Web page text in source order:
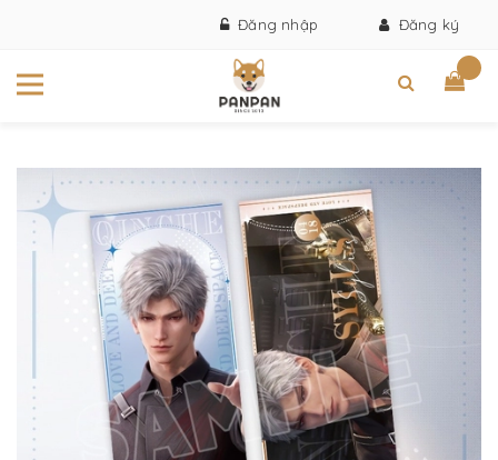
Đăng nhập Đăng ký